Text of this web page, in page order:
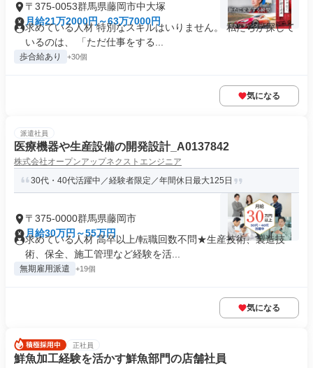
〒375-0053群馬県藤岡市中大塚
月給21万2000円～63万7000円
求めている人材 特別なスキルはいりません。 私たちが探して
いるのは、 「ただ仕事をする...
歩合給あり +30個
気になる
派遣社員
医療機器や生産設備の開発設計_A0137842
株式会社オープンアップネクストエンジニア
30代・40代活躍中／経験者限定／年間休日最大125日
〒375-0000群馬県藤岡市
月給30万円～55万円
求めている人材 高卒以上/転職回数不問★生産技術、製造技
術、保全、施工管理など経験を活...
無期雇用派遣 +19個
気になる
正社員
鮮魚加工経験を活かす鮮魚部門の店舗社員